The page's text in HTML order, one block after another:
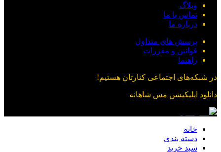
وبلاگ
تماس با ما
درباره ما
پرسش های متداول
قوانین و مقررات
راهنما
در شبکه‌های اجتماعی کنارتان هستیم!
دانلود اپلیکیشن مس شاهانه
خانه
دسته بندی
سبد خرید